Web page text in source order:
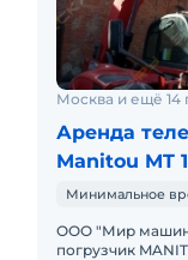
Москва и ещё 14
Аренда
Manitou MT
Минимальное
ООО "Мир машин"
погрузчик